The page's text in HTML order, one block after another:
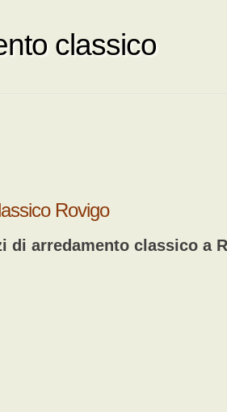
classico
Rovigo
di arredamento classico a